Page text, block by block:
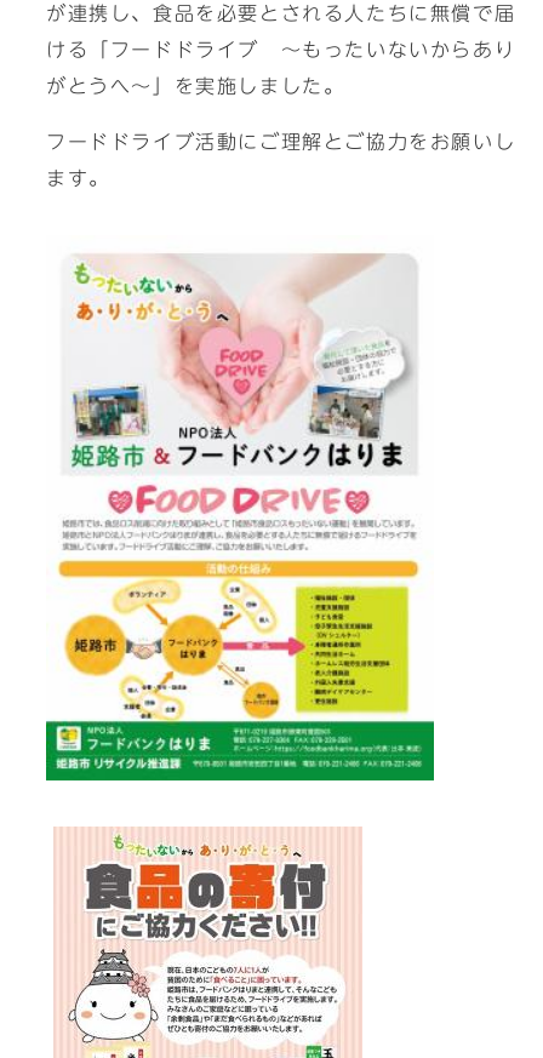
が連携し、食品を必要とされる人たちに無償で届
ける「フードドライブ ～もったいないからあり
がとうへ～」を実施しました。
フードドライブ活動にご理解とご協力をお願いし
ます。